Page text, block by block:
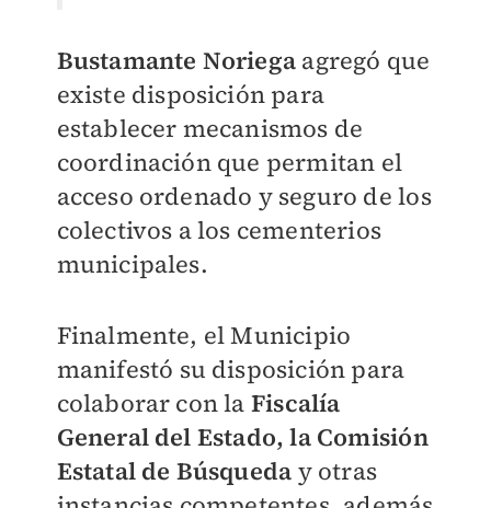
Bustamante Noriega agregó que
existe disposición para
establecer mecanismos de
coordinación que permitan el
acceso ordenado y seguro de los
colectivos a los cementerios
municipales.
Finalmente, el Municipio
manifestó su disposición para
colaborar con la Fiscalía
General del Estado, la Comisión
Estatal de Búsqueda y otras